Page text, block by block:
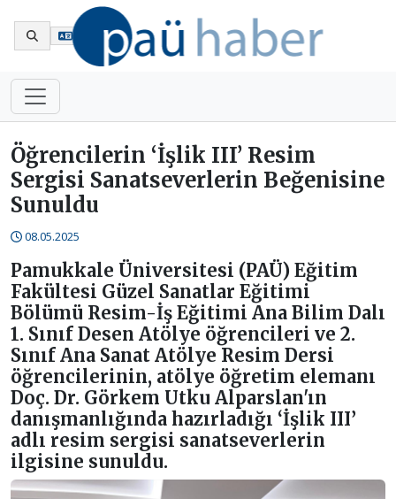
Öğrencilerin ‘İşlik III’ Resim
Sergisi Sanatseverlerin Beğenisine
Sunuldu
08.05.2025
Pamukkale Üniversitesi (PAÜ) Eğitim
Fakültesi Güzel Sanatlar Eğitimi
Bölümü Resim-İş Eğitimi Ana Bilim Dalı
1. Sınıf Desen Atölye öğrencileri ve 2.
Sınıf Ana Sanat Atölye Resim Dersi
öğrencilerinin, atölye öğretim elemanı
Doç. Dr. Görkem Utku Alparslan'ın
danışmanlığında hazırladığı ‘İşlik III’
adlı resim sergisi sanatseverlerin
ilgisine sunuldu.